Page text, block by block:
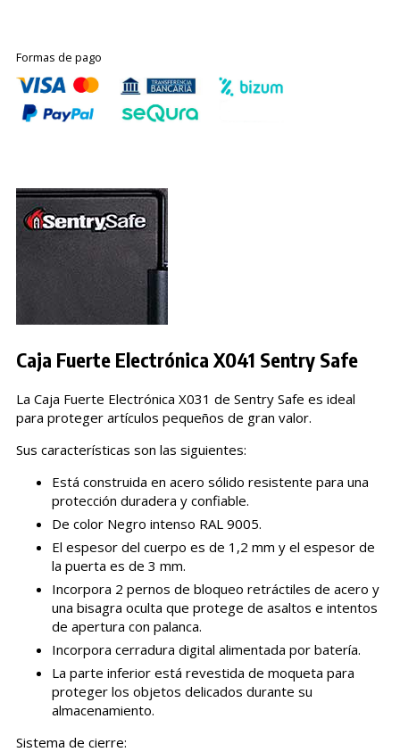
Formas de pago
Caja Fuerte Electrónica X041 Sentry Safe
La Caja Fuerte Electrónica X031 de Sentry Safe es ideal
para proteger artículos pequeños de gran valor.
Sus características son las siguientes:
Está construida en acero sólido resistente para una
protección duradera y confiable.
De color Negro intenso RAL 9005.
El espesor del cuerpo es de 1,2 mm y el espesor de
la puerta es de 3 mm.
Incorpora 2 pernos de bloqueo retráctiles de acero y
una bisagra oculta que protege de asaltos e intentos
de apertura con palanca.
Incorpora cerradura digital alimentada por batería.
La parte inferior está revestida de moqueta para
proteger los objetos delicados durante su
almacenamiento.
Sistema de cierre: